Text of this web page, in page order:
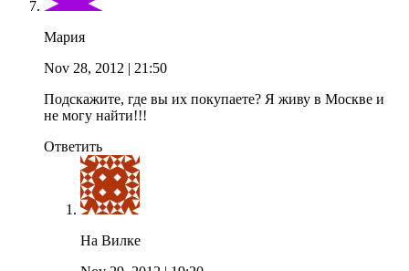
Мария
Nov 28, 2012 | 21:50
Подскажите, где вы их покупаете? Я живу в Москве и
не могу найти!!!
Ответить
На Вилке